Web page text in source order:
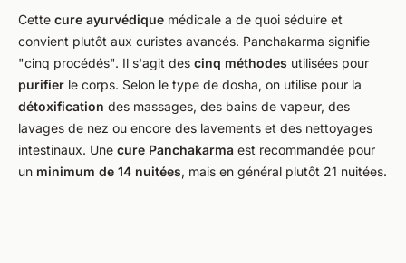
Cette cure ayurvédique médicale a de quoi séduire et
convient plutôt aux curistes avancés. Panchakarma signifie
"cinq procédés". Il s'agit des cinq méthodes utilisées pour
purifier le corps. Selon le type de dosha, on utilise pour la
détoxification des massages, des bains de vapeur, des
lavages de nez ou encore des lavements et des nettoyages
intestinaux. Une cure Panchakarma est recommandée pour
un minimum de 14 nuitées, mais en général plutôt 21 nuitées.